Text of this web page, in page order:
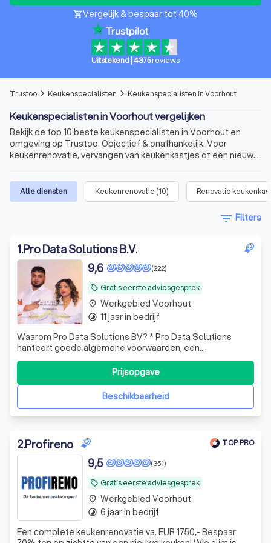
shopping_cartVergelijk & bespaar tot 40%
Uitstekend 4375reviews
Trustoo arrow_forward_ios Keukenspecialisten arrow_forward_ios Keukenspecialisten in Voorhout
Keukenspecialisten in Voorhout vergelijken
Bekijk de top 10 beste keukenspecialisten in Voorhout en
omgeving op Trustoo. Objectief & onafhankelijk. Voor
keukenrenovatie, vervangen van keukenkastjes of een nieuw
Alle diensten Keukenrenovatie (10) Renovatie
filter_list Filters
1.Pro Data Solutions B.V.
local_offer Gratis eerste adviesgesprek
(222)
9,6
Waarom Pro Data Solutions BV? * Pro Data Solutions
hanteert goede algemene voorwaarden, een
klantenservice met goede bereikbaarheid, een
tevredenheidsgarantie, goede garantieregeling,
gecertificeerd personeel en kwaliteit voor uw geld! * Wij
maken gebruik van gecertificeerde/ opgeleide mannen en
Beschikbaarheid
Prijsopgave
place Werkgebied Voorhout
timelapse 11 jaar in bedrijf
2.Profireno TOP PRO
local_offer Gratis eerste adviesgesprek
(351)
9,5
Een complete keukenrenovatie va. EUR 1750,- Bespaar
place Werkgebied Voorhout
timelapse 6 jaar in bedrijf